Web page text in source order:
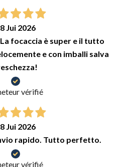
Jui 2026
focaccia è super e il tutto
e con imballi salva
vérifié
Jui 2026
rapido. Tutto perfetto.
vérifié